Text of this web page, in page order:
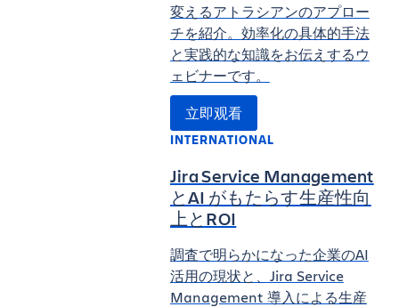
変えるアトラシアンのアプロー
チを紹介。効率化の具体的手法
と実践的な知識をお伝えするウ
ェビナーです。
立即观看
INTERNATIONAL
Jira Service Management
とAI がもたらす生産性向
上とROI
調査で明らかになった企業のAI
活用の現状と、Jira Service
Management 導入による生産